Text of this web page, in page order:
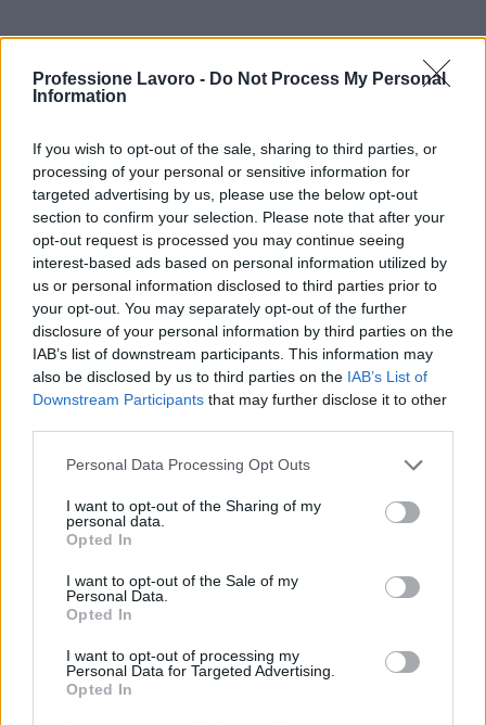
Professione Lavoro - Do Not Process My Personal
Information
If you wish to opt-out of the sale, sharing to third parties, or
processing of your personal or sensitive information for
targeted advertising by us, please use the below opt-out
section to confirm your selection. Please note that after your
opt-out request is processed you may continue seeing
interest-based ads based on personal information utilized by
us or personal information disclosed to third parties prior to
your opt-out. You may separately opt-out of the further
disclosure of your personal information by third parties on the
IAB’s list of downstream participants. This information may
also be disclosed by us to third parties on the IAB’s List of
Downstream Participants that may further disclose it to other
Please note that this website/app uses one or more Google
not limited to your visit or usage behaviour. You may click to
grant or deny consent to Google and its third-party tags to
use your data for below specified purposes in below Google
consent section.
Personal Data Processing Opt Outs
I want to opt-out of the Sharing of my
personal data.
Opted In
I want to opt-out of the Sale of my
Personal Data.
Opted In
I want to opt-out of processing my
Personal Data for Targeted Advertising.
Opted In
Continua a leggere
BREAKING NEWS
discussione
BREAKING NEWS